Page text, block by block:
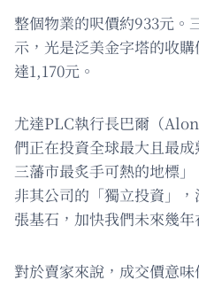
整個物業的呎價約933元。
示，光是泛美金字塔的收
達1,170元。
尤達PLC執行長巴爾（
們正在投資全球最大且最
三藩市最炙手可熱的地標
非其公司的「獨立投資」
張基石，加快我們未來幾
對於賣家來說，成交價意